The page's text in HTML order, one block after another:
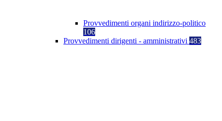
Provvedimenti organi indirizzo-politico
106
Provvedimenti dirigenti - amministrativi 483